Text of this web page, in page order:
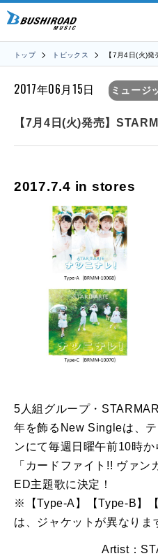
トップ トピックス 【7月4日(火)発
2017年06月15日 ミュージ
【7月4日(火)発売】
2017.7.4 in stores
5人組グループ・
年を飾るNew Singleは、
ンにて毎週日曜午前10時
「カードファイト!! ヴァ
ED主題歌に決定！
※【Type-A】【Type-B】
は、ジャケットが異なりま
Artist：